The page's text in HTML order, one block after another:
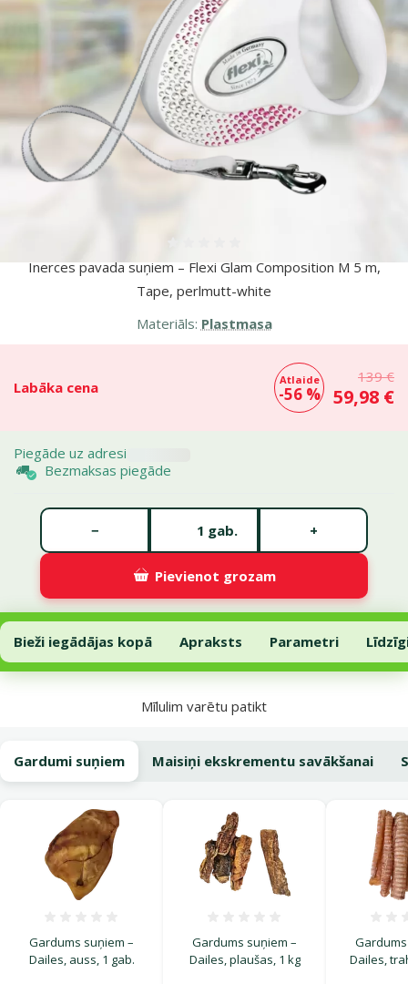
Inerces pavada suņiem – Flexi Glam Composition M 5 m,
Tape, perlmutt-white
Materiāls: Plastmasa
Labāka cena Atlaide
-56 %
139 €
59,98 €
Piegāde uz adresi
Bezmaksas piegāde
gab.
− +
Pievienot grozam
Inerces pavada suņiem – Flexi Glam Composition M 5 m, Tape,
Pievienot grozam
Bieži iegādājas kopā Apraksts Parametri
Uz lapas sākumu
Mīlulim varētu patikt
Gardumi suņiem Maisiņi ekskrementu savākšanai
Gardums suņiem –
Dailes, auss, 1 gab.
Gardums suņiem –
Dailes, plaušas, 1 kg
Dailes,